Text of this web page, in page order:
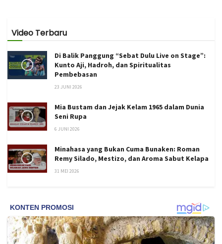
Video Terbaru
Di Balik Panggung “Sebat Dulu Live on Stage”:
Kunto Aji, Hadroh, dan Spiritualitas
Pembebasan
23 JUNI 2026
Mia Bustam dan Jejak Kelam 1965 dalam Dunia
Seni Rupa
6 JUNI 2026
Minahasa yang Bukan Cuma Bunaken: Roman
Remy Silado, Mestizo, dan Aroma Sabut Kelapa
31 MEI 2026